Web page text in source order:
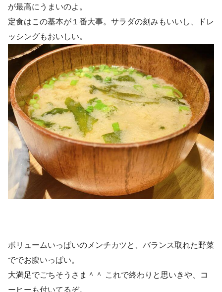
が最高にうまいのよ。
定食はこの基本が１番大事。サラダの刻みもいいし、ドレ
ッシングもおいしい。
ボリュームいっぱいのメンチカツと、バランス取れた野菜
ででお腹いっぱい。
大満足でごちそうさま＾＾ これで終わりと思いきや、コ
ーヒーも付いてるぞ。